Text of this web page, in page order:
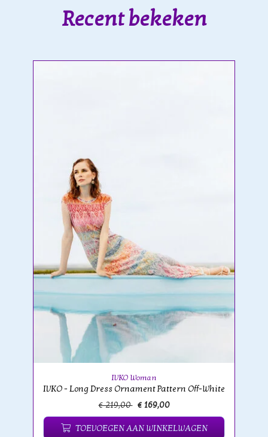
Recent bekeken
IVKO Woman
IVKO - Long Dress Ornament Pattern Off-White
€ 219,00 € 169,00
TOEVOEGEN AAN WINKELWAGEN